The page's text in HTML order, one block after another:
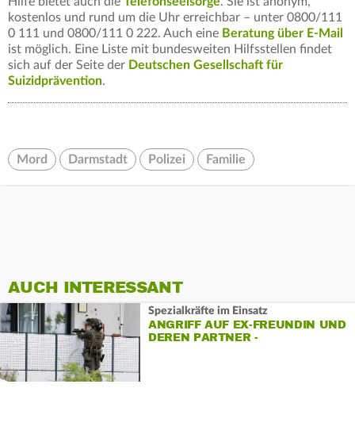
kostenlos und rund um die Uhr erreichbar – unter 0800/111
0 111 und 0800/111 0 222. Auch eine Beratung über E-Mail
ist möglich. Eine Liste mit bundesweiten Hilfsstellen findet
sich auf der Seite der Deutschen Gesellschaft für
Suizidprävention.
Mord Darmstadt Polizei Familie
AUCH INTERESSANT
Spezialkräfte im Einsatz
ANGRIFF AUF EX-FREUNDIN UND
DEREN PARTNER -